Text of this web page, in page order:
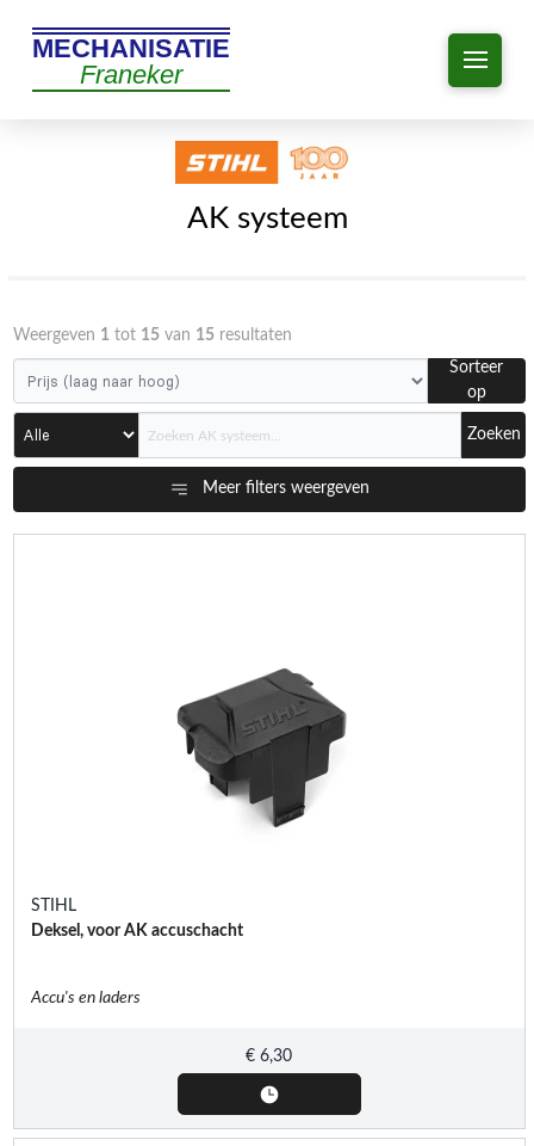
MECHANISATIE
Franeker
AK systeem
Weergeven 1tot 15van 15resultaten
Sorteer
op
Zoeken
Meer filters weergeven
STIHL
Deksel, voor AK accuschacht
Accu's en laders
€ 6,30